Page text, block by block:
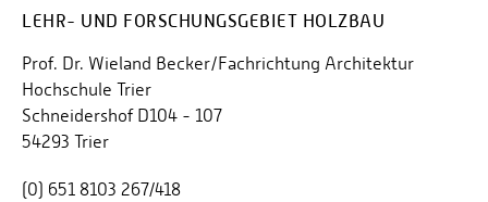
LEHR- UND FORSCHUNGSGEBIET HOLZBAU
Prof. Dr. Wieland Becker/Fachrichtung Architektur
Hochschule Trier
Schneidershof D104 - 107
54293 Trier
(0) 651 8103 267/418